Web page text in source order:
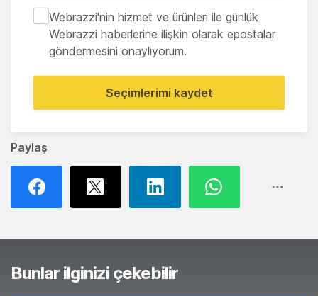
Paylaş
Webrazzi'nin hizmet ve ürünleri ile günlük
Webrazzi haberlerine ilişkin olarak epostalar
göndermesini onaylıyorum.
Seçimlerimi kaydet
Bunlar ilginizi çekebilir